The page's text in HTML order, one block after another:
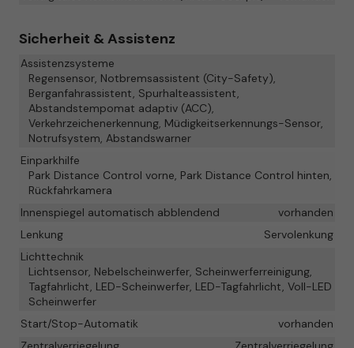
Sicherheit & Assistenz
Assistenzsysteme
Regensensor, Notbremsassistent (City-Safety),
Berganfahrassistent, Spurhalteassistent,
Abstandstempomat adaptiv (ACC),
Verkehrzeichenerkennung, Müdigkeitserkennungs-Sensor,
Notrufsystem, Abstandswarner
Einparkhilfe
Park Distance Control vorne, Park Distance Control hinten,
Rückfahrkamera
Innenspiegel automatisch abblendend
vorhanden
Lenkung
Servolenkung
Lichttechnik
Lichtsensor, Nebelscheinwerfer, Scheinwerferreinigung,
Tagfahrlicht, LED-Scheinwerfer, LED-Tagfahrlicht, Voll-LED
Scheinwerfer
Start/Stop-Automatik
vorhanden